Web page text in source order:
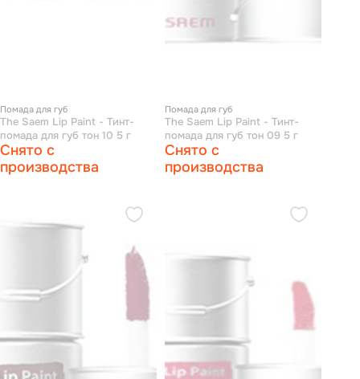
Помада для губ
The Saem Lip Paint - Тинт-
помада для губ тон 10 5 г
Снято с
производства
Помада для губ
The Saem Lip Paint - Тинт-
помада для губ тон 09 5 г
Снято с
производства